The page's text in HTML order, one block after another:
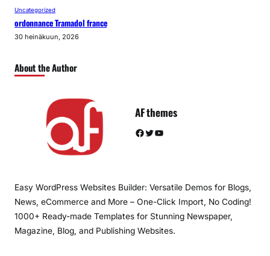
Uncategorized
ordonnance Tramadol france
30 heinäkuun, 2026
About the Author
AF themes
Facebook Twitter YouTube
Easy WordPress Websites Builder: Versatile Demos for Blogs,
News, eCommerce and More – One-Click Import, No Coding!
1000+ Ready-made Templates for Stunning Newspaper,
Magazine, Blog, and Publishing Websites.